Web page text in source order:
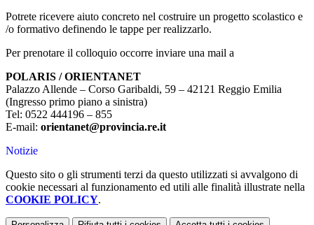
Potrete ricevere aiuto concreto nel costruire un progetto scolastico e
/o formativo definendo le tappe per realizzarlo.
Per prenotare il colloquio occorre inviare una mail a
POLARIS / ORIENTANET
Palazzo Allende – Corso Garibaldi, 59 – 42121 Reggio Emilia
(Ingresso primo piano a sinistra)
Tel: 0522 444196 – 855
E-mail: orientanet@provincia.re.it
Notizie
Questo sito o gli strumenti terzi da questo utilizzati si avvalgono di
cookie necessari al funzionamento ed utili alle finalità illustrate nella
COOKIE POLICY.